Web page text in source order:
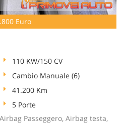
Euro
110 KW/150 CV
Cambio Manuale (6)
41.200 Km
5 Porte
Passeggero, Airbag testa,